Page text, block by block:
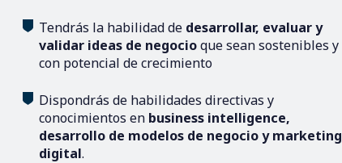
Tendrás la habilidad de desarrollar, evaluar y
validar ideas de negocioque sean sostenibles y
con potencial de crecimiento
Dispondrás de habilidades directivas y
conocimientos en business intelligence,
desarrollo de modelos de negocio y marketing
digital.